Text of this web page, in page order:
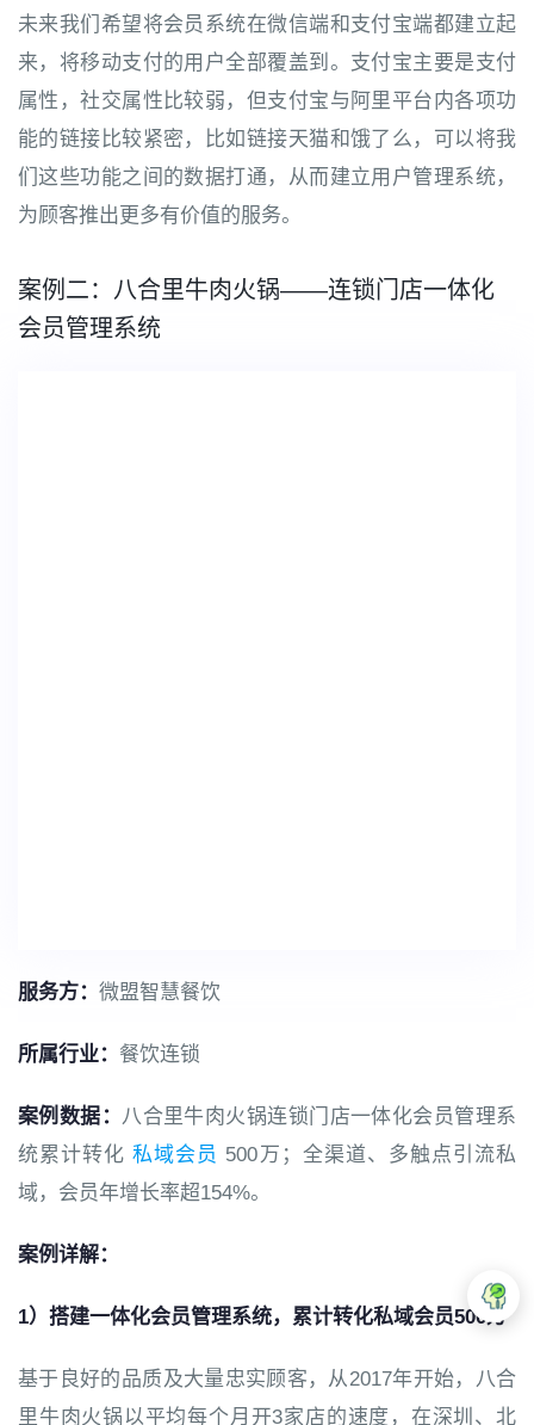
未来我们希望将会员系统在微信端和支付宝端都建立起
来，将移动支付的用户全部覆盖到。支付宝主要是支付
属性，社交属性比较弱，但支付宝与阿里平台内各项功
能的链接比较紧密，比如链接天猫和饿了么，可以将我
们这些功能之间的数据打通，从而建立用户管理系统，
为顾客推出更多有价值的服务。
案例二：八合里牛肉火锅——连锁门店一体化
会员管理系统
服务方： 微盟智慧餐饮
所属行业： 餐饮连锁
案例数据： 八合里牛肉火锅连锁门店一体化会员管理系
统累计转化私域会员 500万；全渠道、多触点引流私
域，会员年增长率超154%。
案例详解：
1）搭建一体化会员管理系统，累计转化私域会员500万
基于良好的品质及大量忠实顾客，从2017年开始，八合
里牛肉火锅以平均每个月开3家店的速度，在深圳、北